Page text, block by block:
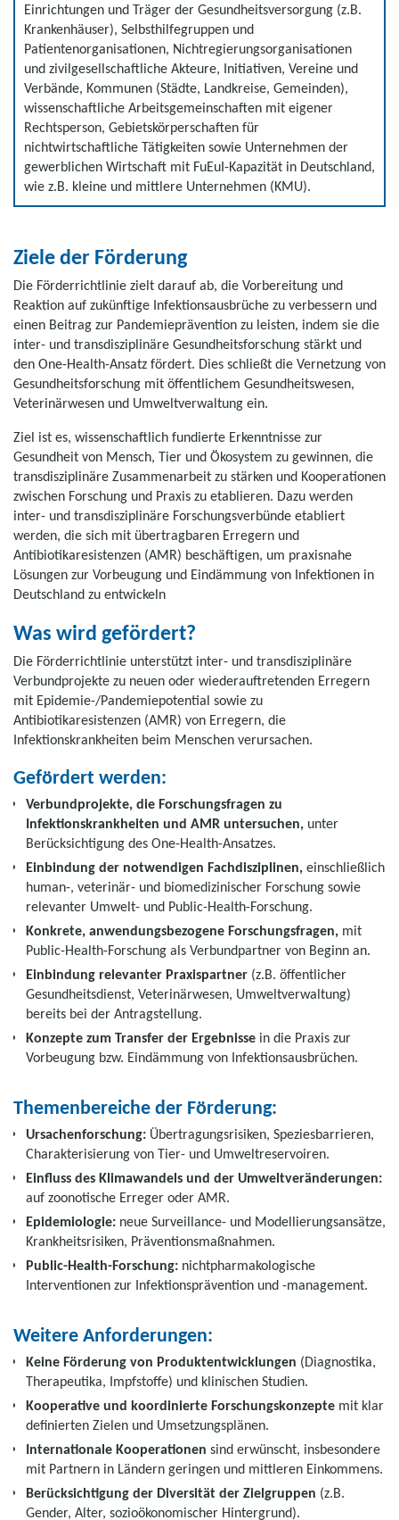
Einrichtungen und Träger der Gesundheitsversorgung (z.B.
Krankenhäuser), Selbsthilfegruppen und
Patientenorganisationen, Nichtregierungsorganisationen
und zivilgesellschaftliche Akteure, Initiativen, Vereine und
Verbände, Kommunen (Städte, Landkreise, Gemeinden),
wissenschaftliche Arbeitsgemeinschaften mit eigener
Rechtsperson, Gebietskörperschaften für
nichtwirtschaftliche Tätigkeiten sowie Unternehmen der
gewerblichen Wirtschaft mit FuEuI-Kapazität in Deutschland,
wie z.B. kleine und mittlere Unternehmen (KMU).
Ziele der Förderung
Die Förderrichtlinie zielt darauf ab, die Vorbereitung und
Reaktion auf zukünftige Infektionsausbrüche zu verbessern und
einen Beitrag zur Pandemieprävention zu leisten, indem sie die
inter- und transdisziplinäre Gesundheitsforschung stärkt und
den One-Health-Ansatz fördert. Dies schließt die Vernetzung von
Gesundheitsforschung mit öffentlichem Gesundheitswesen,
Veterinärwesen und Umweltverwaltung ein.
Ziel ist es, wissenschaftlich fundierte Erkenntnisse zur
Gesundheit von Mensch, Tier und Ökosystem zu gewinnen, die
transdisziplinäre Zusammenarbeit zu stärken und Kooperationen
zwischen Forschung und Praxis zu etablieren. Dazu werden
inter- und transdisziplinäre Forschungsverbünde etabliert
werden, die sich mit übertragbaren Erregern und
Antibiotikaresistenzen (AMR) beschäftigen, um praxisnahe
Lösungen zur Vorbeugung und Eindämmung von Infektionen in
Deutschland zu entwickeln
Was wird gefördert?
Die Förderrichtlinie unterstützt inter- und transdisziplinäre
Verbundprojekte zu neuen oder wiederauftretenden Erregern
mit Epidemie-/Pandemiepotential sowie zu
Antibiotikaresistenzen (AMR) von Erregern, die
Infektionskrankheiten beim Menschen verursachen.
Gefördert werden:
Verbundprojekte, die Forschungsfragen zu
Infektionskrankheiten und AMR untersuchen, unter
Berücksichtigung des One-Health-Ansatzes.
Einbindung der notwendigen Fachdisziplinen, einschließlich
human-, veterinär- und biomedizinischer Forschung sowie
relevanter Umwelt- und Public-Health-Forschung.
Konkrete, anwendungsbezogene Forschungsfragen, mit
Public-Health-Forschung als Verbundpartner von Beginn an.
Einbindung relevanter Praxispartner (z.B. öffentlicher
Gesundheitsdienst, Veterinärwesen, Umweltverwaltung)
bereits bei der Antragstellung.
Konzepte zum Transfer der Ergebnisse in die Praxis zur
Vorbeugung bzw. Eindämmung von Infektionsausbrüchen.
Themenbereiche der Förderung:
Ursachenforschung: Übertragungsrisiken, Speziesbarrieren,
Charakterisierung von Tier- und Umweltreservoiren.
Einfluss des Klimawandels und der Umweltveränderungen:
auf zoonotische Erreger oder AMR.
Epidemiologie: neue Surveillance- und Modellierungsansätze,
Krankheitsrisiken, Präventionsmaßnahmen.
Public-Health-Forschung: nichtpharmakologische
Interventionen zur Infektionsprävention und -management.
Weitere Anforderungen:
Keine Förderung von Produktentwicklungen (Diagnostika,
Therapeutika, Impfstoffe) und klinischen Studien.
Kooperative und koordinierte Forschungskonzepte mit klar
definierten Zielen und Umsetzungsplänen.
Internationale Kooperationen sind erwünscht, insbesondere
mit Partnern in Ländern geringen und mittleren Einkommens.
Berücksichtigung der Diversität der Zielgruppen (z.B.
Gender, Alter, sozioökonomischer Hintergrund).